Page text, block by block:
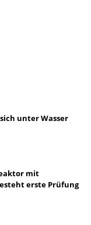
unter Wasser
mit
erste Prüfung